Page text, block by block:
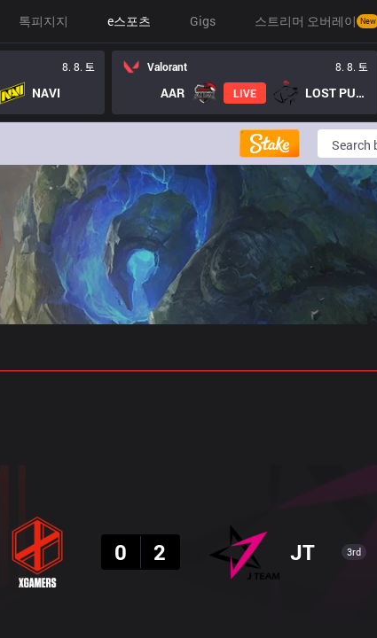
톡피지지 e스포츠 Gigs 스트리머 오버레이 New
8. 8. 토
NAVI
Valorant 8. 8. 토
AAR LIVE LOST PUPPIES GC
0
2 JT 3rd